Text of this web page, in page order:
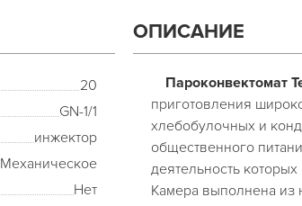
20
GN-1/1
инжектор
Механическое
Нет
ОПИСАНИЕ
Пароконвектомат
приготовления
хлебобулочных и
общественного
деятельность
Камера выполнена из